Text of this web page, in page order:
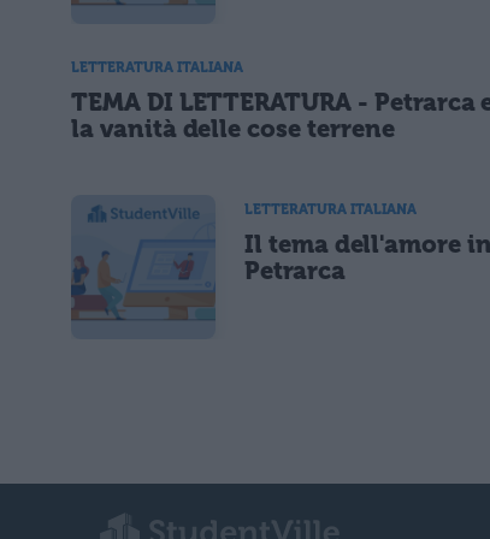
LETTERATURA ITALIANA
TEMA DI LETTERATURA - Petrarca
la vanità delle cose terrene
LETTERATURA ITALIANA
Il tema dell'amore
Petrarca